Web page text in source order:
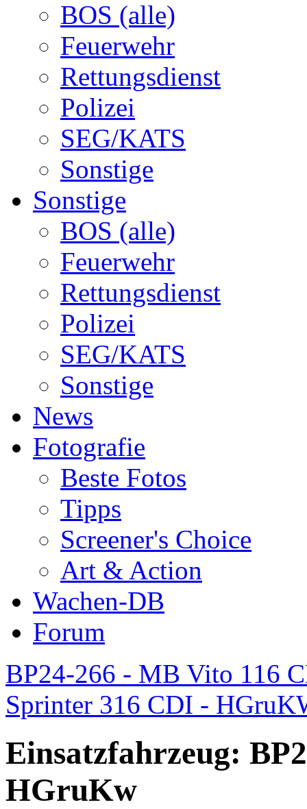
BOS (alle)
Feuerwehr
Rettungsdienst
Polizei
SEG/KATS
Sonstige
Sonstige
BOS (alle)
Feuerwehr
Rettungsdienst
Polizei
SEG/KATS
Sonstige
News
Fotografie
Beste Fotos
Tipps
Screener's Choice
Art & Action
Wachen-DB
Forum
BP24-266 - MB Vito 116
Sprinter 316 CDI -
Einsatzfahrzeug:
HGruKw